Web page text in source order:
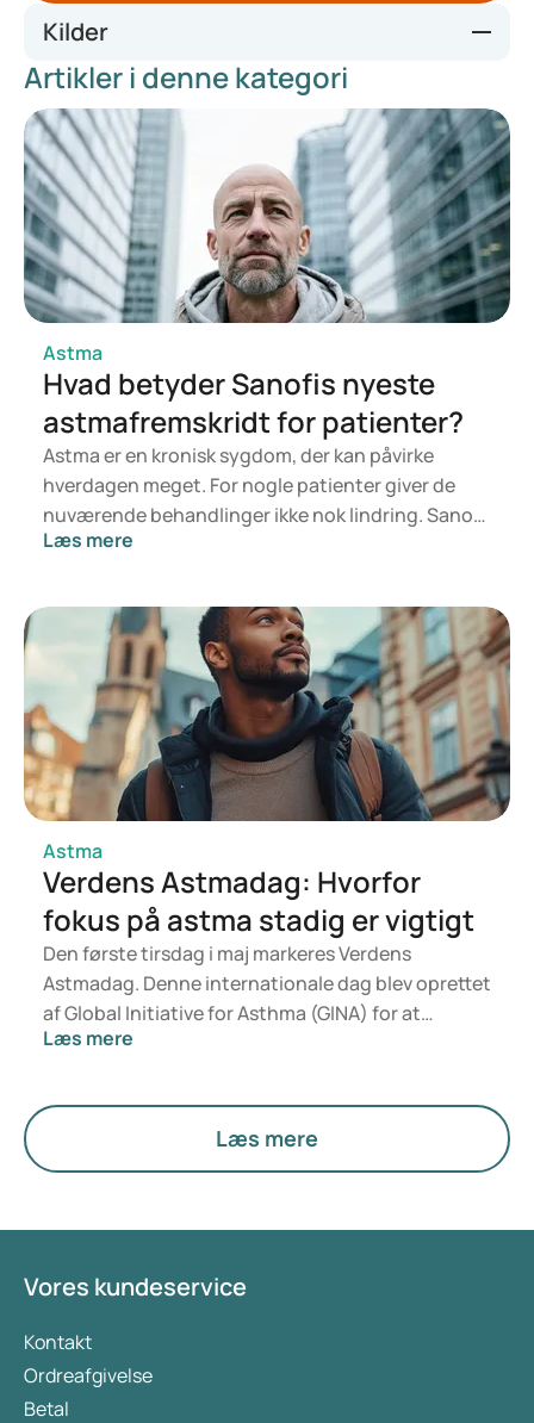
Kilder
Astma bij volwassenen | NHG-Richtlijnen
Ik heb astma | Thuisarts.nl
Ventolin Diskus 200 microgram/dosis, inhalatiepoeder,
voorverdeeld | Geneesmiddeleninformatiebank | College
ter Beoordeling van Geneesmiddelen
Seretide Diskus 50 microgram/100 microgram/dosis -
inhalatiepoeder, voorverdeeld |
Geneesmiddeleninformatiebank | College ter Beoordeling
van Geneesmiddelen
Artikler i denne kategori
Astma
Hvad betyder Sanofis nyeste
astmafremskridt for patienter?
Astma er en kronisk sygdom, der kan påvirke
hverdagen meget. For nogle patienter giver de
nuværende behandlinger ikke nok lindring. Sanofi
kigger lige nu på nye lægemidler, der retter sig
Hvad går de her fremskridt egentlig ud på? Og
hvad kan de betyde for folk med svær eller
inflammationsfølsom astma?
Læs mere
Astma
Verdens Astmadag: Hvorfor
fokus på astma stadig er vigtigt
Den første tirsdag i maj markeres Verdens
Astmadag. Denne internationale dag blev oprettet
af Global Initiative for Asthma (GINA) for at
forbedre plejen af mennesker med astma verden
understreger, at opmærksomhed på astma stadig
er yderst nødvendig. Selvom astma ofte kan
behandles, er optimal kontrol stadig en
Læs mere
Læs mere
Vores kundeservice
Kontakt
Ordreafgivelse
Betal